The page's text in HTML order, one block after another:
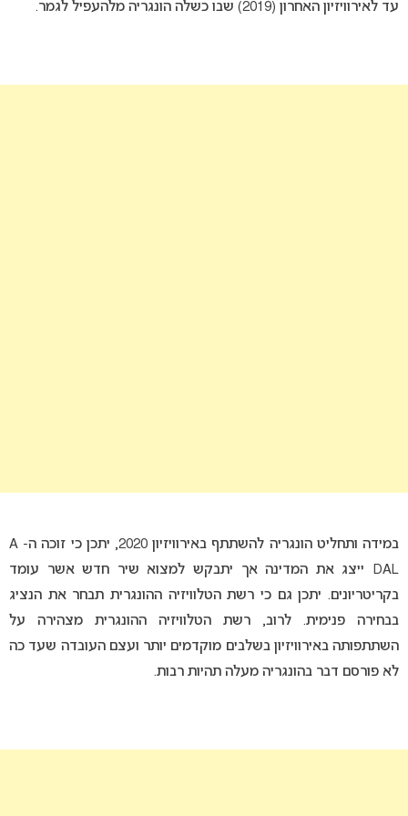
עד לאירוויזיון האחרון (2019) שבו כשלה הונגריה מלהעפיל לגמר.
במידה ותחליט הונגריה להשתתף באירוויזיון 2020, יתכן כי זוכה ה- A
DAL ייצג את המדינה אך יתבקש למצוא שיר חדש אשר עומד
בקריטריונים. יתכן גם כי רשת הטלוויזיה ההונגרית תבחר את הנציג
בבחירה פנימית. לרוב, רשת הטלוויזיה ההונגרית מצהירה על
השתתפותה באירוויזיון בשלבים מוקדמים יותר ועצם העובדה שעד כה
לא פורסם דבר בהונגריה מעלה תהיות רבות.